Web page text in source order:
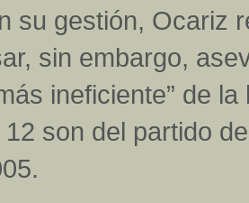
su gestión, Ocariz
sin embargo,
ineficiente” de
son del partido